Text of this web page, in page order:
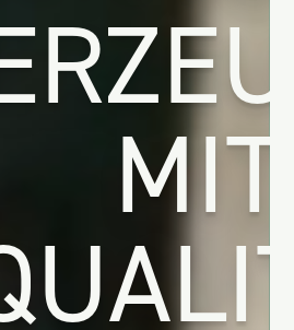
MIT